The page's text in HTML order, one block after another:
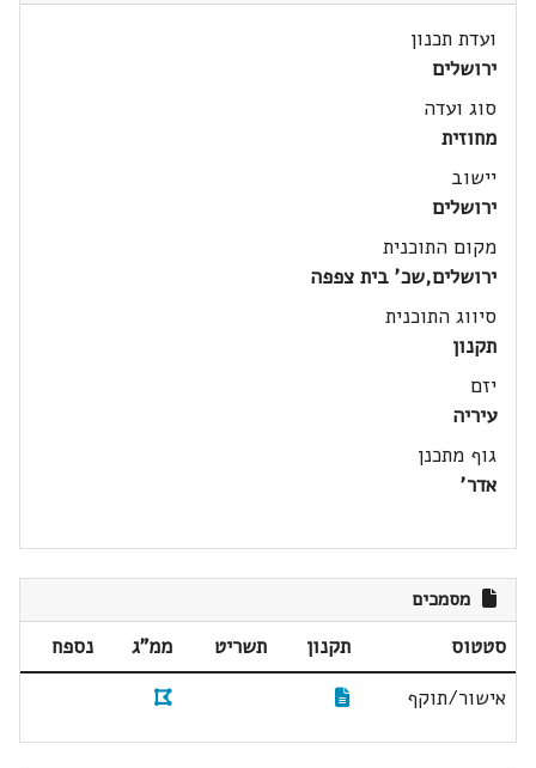
ועדת תכנון
ירושלים
סוג ועדה
מחוזית
יישוב
ירושלים
מקום התוכנית
ירושלים,שכ' בית צפפה
סיווג התוכנית
תקנון
יזם
עיריה
גוף מתכנן
אדר'
מסמכים
סטטוס תקנון תשריט ממ"ג
נספח
אישור/תוקף